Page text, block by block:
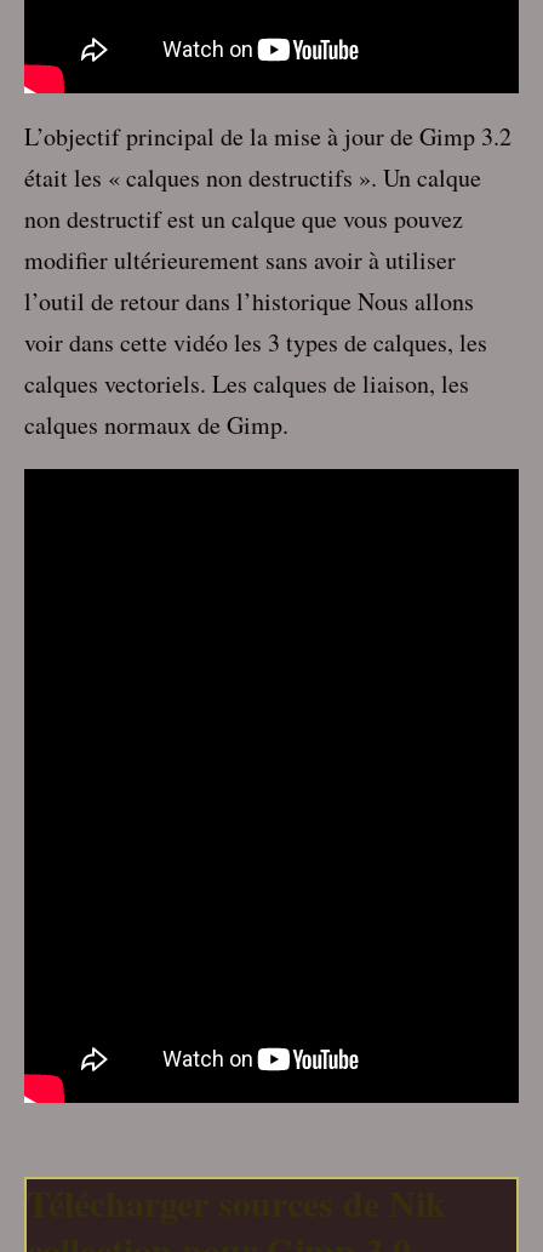
L’objectif principal de la mise à jour de Gimp 3.2
était les « calques non destructifs ». Un calque
non destructif est un calque que vous pouvez
modifier ultérieurement sans avoir à utiliser
l’outil de retour dans l’historique Nous allons
voir dans cette vidéo les 3 types de calques, les
calques vectoriels. Les calques de liaison, les
calques normaux de Gimp.